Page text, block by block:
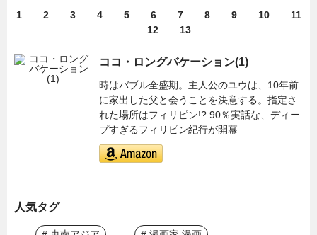
1 2 3 4 5 6 7 8 9 10
11
12
13
ココ・ロングバケーション(1)
時はバブル全盛期。主人公のユウは、10年前
に家出した父と会うことを決意する。指定さ
れた場所はフィリピン!? 90％実話な、ディー
プすぎるフィリピン紀行が開幕──
人気タグ